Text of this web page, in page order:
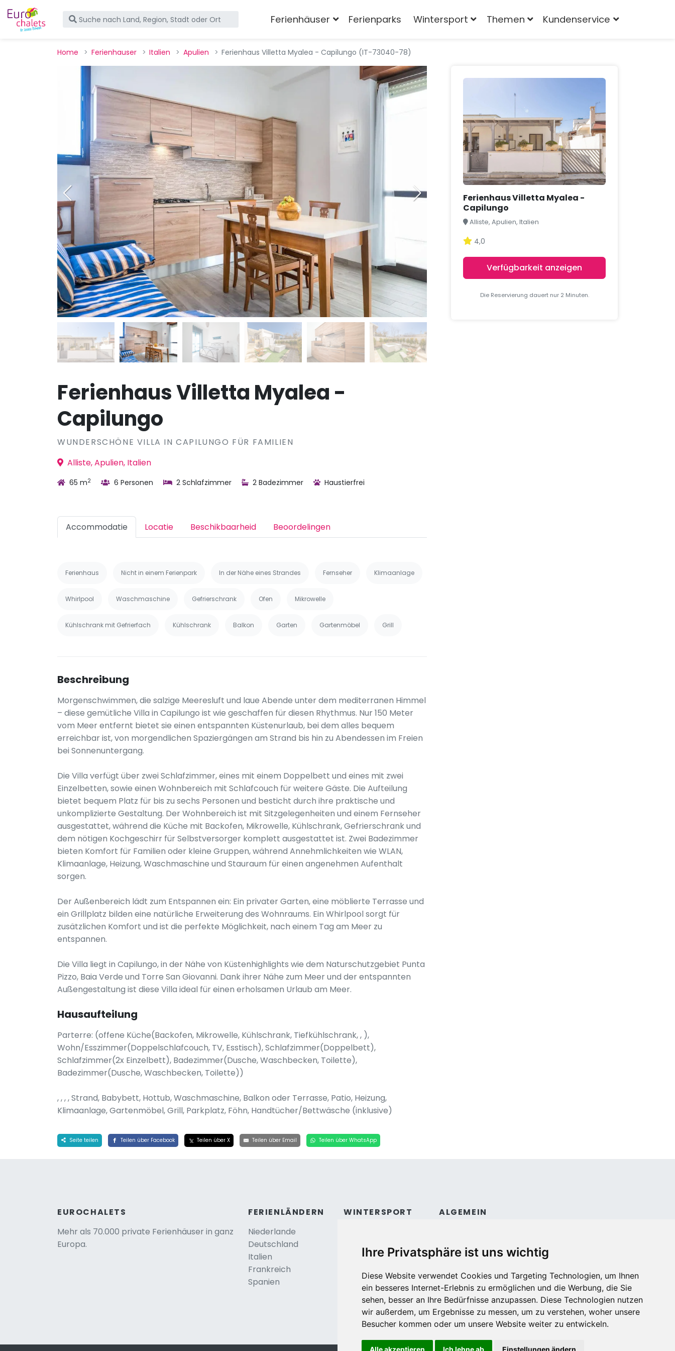
Ihre Privatsphäre ist uns wichtig
Diese Website verwendet Cookies und Targeting Technologien, um Ihnen
ein besseres Internet-Erlebnis zu ermöglichen und die Werbung, die Sie
sehen, besser an Ihre Bedürfnisse anzupassen. Diese Technologien nutzen
wir außerdem, um Ergebnisse zu messen, um zu verstehen, woher unsere
Besucher kommen oder um unsere Website weiter zu entwickeln.
Alle akzeptieren Ich lehne ab Einstellungen ändern
Ferienhäuser Ferienparks Wintersport Themen Kundenservice
Home Ferienhauser Italien Apulien Ferienhaus Villetta Myalea - Capilungo (IT-73040-78)
Ferienhaus Villetta Myalea -
Capilungo
WUNDERSCHÖNE VILLA IN CAPILUNGO FÜR FAMILIEN
Alliste, Apulien, Italien
65 m2 6 Personen 2 Schlafzimmer 2 Badezimmer Haustierfrei
Accommodatie Locatie Beschikbaarheid Beoordelingen
Ferienhaus Nicht in einem Ferienpark In der Nähe eines Strandes Fernseher Klimaanlage
Whirlpool Waschmaschine Gefrierschrank Ofen Mikrowelle
Kühlschrank mit Gefrierfach Kühlschrank Balkon Garten Gartenmöbel Grill
Beschreibung
Morgenschwimmen, die salzige Meeresluft und laue Abende unter dem mediterranen Himmel
– diese gemütliche Villa in Capilungo ist wie geschaffen für diesen Rhythmus. Nur 150 Meter
vom Meer entfernt bietet sie einen entspannten Küstenurlaub, bei dem alles bequem
erreichbar ist, von morgendlichen Spaziergängen am Strand bis hin zu Abendessen im Freien
bei Sonnenuntergang.
Die Villa verfügt über zwei Schlafzimmer, eines mit einem Doppelbett und eines mit zwei
Einzelbetten, sowie einen Wohnbereich mit Schlafcouch für weitere Gäste. Die Aufteilung
bietet bequem Platz für bis zu sechs Personen und besticht durch ihre praktische und
unkomplizierte Gestaltung. Der Wohnbereich ist mit Sitzgelegenheiten und einem Fernseher
ausgestattet, während die Küche mit Backofen, Mikrowelle, Kühlschrank, Gefrierschrank und
dem nötigen Kochgeschirr für Selbstversorger komplett ausgestattet ist. Zwei Badezimmer
bieten Komfort für Familien oder kleine Gruppen, während Annehmlichkeiten wie WLAN,
Klimaanlage, Heizung, Waschmaschine und Stauraum für einen angenehmen Aufenthalt
sorgen.
Der Außenbereich lädt zum Entspannen ein: Ein privater Garten, eine möblierte Terrasse und
ein Grillplatz bilden eine natürliche Erweiterung des Wohnraums. Ein Whirlpool sorgt für
zusätzlichen Komfort und ist die perfekte Möglichkeit, nach einem Tag am Meer zu
entspannen.
Die Villa liegt in Capilungo, in der Nähe von Küstenhighlights wie dem Naturschutzgebiet Punta
Pizzo, Baia Verde und Torre San Giovanni. Dank ihrer Nähe zum Meer und der entspannten
Außengestaltung ist diese Villa ideal für einen erholsamen Urlaub am Meer.
Hausaufteilung
Parterre: (offene Küche(Backofen, Mikrowelle, Kühlschrank, Tiefkühlschrank, , ),
Wohn/Esszimmer(Doppelschlafcouch, TV, Esstisch), Schlafzimmer(Doppelbett),
Schlafzimmer(2x Einzelbett), Badezimmer(Dusche, Waschbecken, Toilette),
Badezimmer(Dusche, Waschbecken, Toilette))
, , , , Strand, Babybett, Hottub, Waschmaschine, Balkon oder Terrasse, Patio, Heizung,
Klimaanlage, Gartenmöbel, Grill, Parkplatz, Föhn, Handtücher/Bettwäsche (inklusive)
Seite teilen Teilen über Facebook Teilen über X Teilen über Email Teilen über WhatsApp
Ferienhaus Villetta Myalea -
Capilungo
Alliste, Apulien, Italien
4,0
Verfügbarkeit anzeigen
Die Reservierung dauert nur 2 Minuten.
EUROCHALETS
Mehr als 70.000 private Ferienhäuser in ganz
Europa.
FERIENLÄNDERN
Niederlande
Deutschland
Italien
Frankreich
Spanien
WINTERSPORT
Schweiz
Deutschland
ALGEMEIN
Bedingungen und konditionen